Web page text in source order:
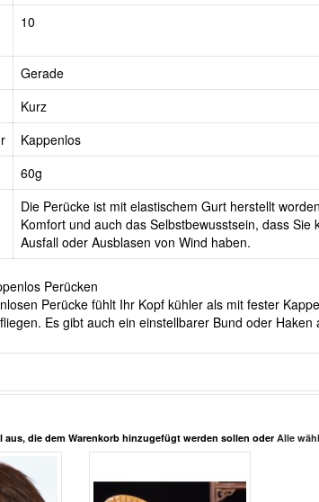
10
Gerade
Kurz
Kappenlos
60g
Die Perücke ist mit elastischem Gurt herstellt
Komfort und auch das Selbstbewusstsein, dass Sie
Ausfall oder Ausblasen von Wind haben.
Perücken
Perücke fühlt Ihr Kopf kühler als mit fester
Es gibt auch ein einstellbarer Bund oder
aus, die dem Warenkorb hinzugefügt werden sollen oder Alle